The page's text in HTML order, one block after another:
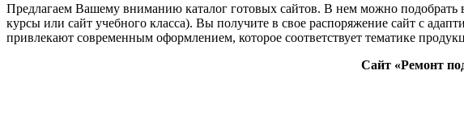
Предлагаем Вашему вниманию каталог готовых сайтов. В нем можно подобрать
курсы или сайт учебного класса). Вы получите в свое распоряжение сайт с
привлекают современным оформлением, которое соответствует тематике
Сайт «Ремонт